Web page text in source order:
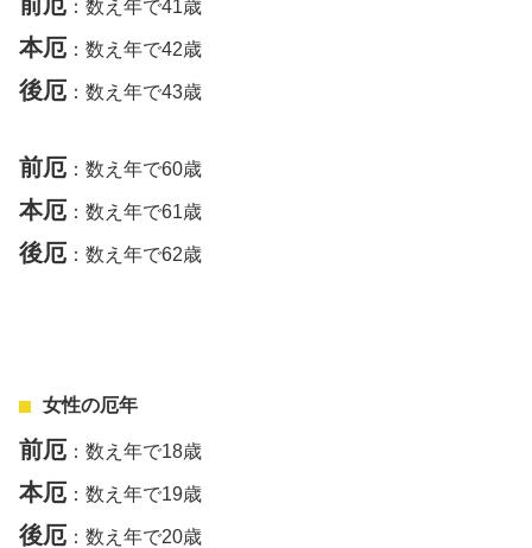
：数え年で41歳
本厄 ：数え年で42歳
後厄 ：数え年で43歳
前厄 ：数え年で60歳
本厄 ：数え年で61歳
後厄 ：数え年で62歳
女性の厄年
前厄 ：数え年で18歳
本厄 ：数え年で19歳
後厄 ：数え年で20歳